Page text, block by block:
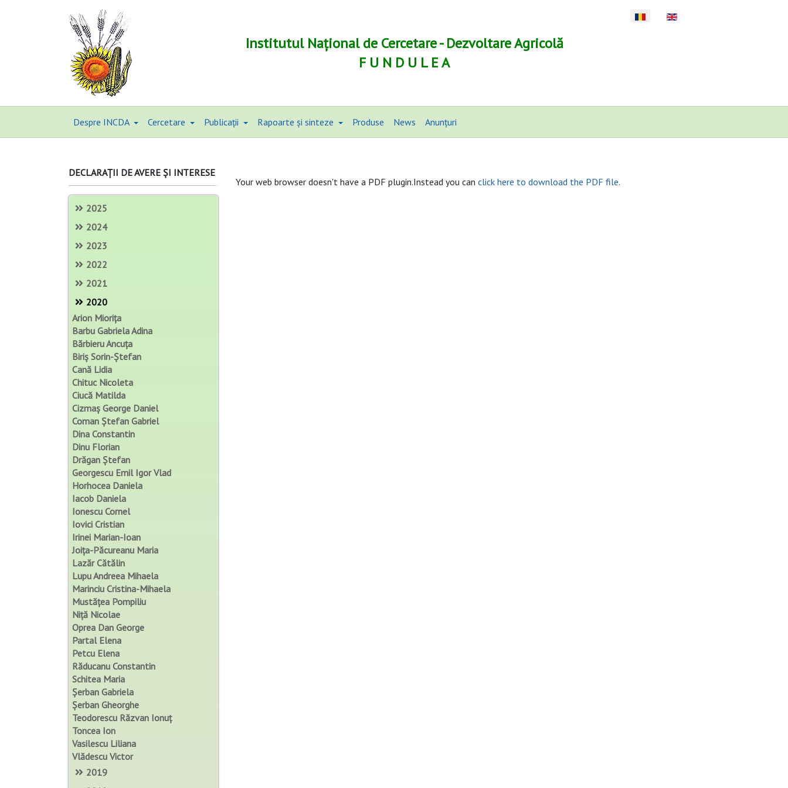
Institutul Național de Cercetare - Dezvoltare Agricolă
F U N D U L E A
Selectați limba dvs
Despre INCDA Cercetare Publicații Rapoarte și sinteze Produse News Anunțuri
Your web browser doesn't have a PDF plugin.Instead you can click here to download the PDF file.
DECLARAȚII DE AVERE ȘI INTERESE
2025
2024
2023
2022
2021
2020
Arion Miorița
Barbu Gabriela Adina
Bărbieru Ancuța
Biriș Sorin-Ștefan
Cană Lidia
Chituc Nicoleta
Ciucă Matilda
Cizmaș George Daniel
Coman Ștefan Gabriel
Dina Constantin
Dinu Florian
Drăgan Ștefan
Georgescu Emil Igor Vlad
Horhocea Daniela
Iacob Daniela
Ionescu Cornel
Iovici Cristian
Irinei Marian-Ioan
Joița-Păcureanu Maria
Lazăr Cătălin
Lupu Andreea Mihaela
Marinciu Cristina-Mihaela
Mustățea Pompiliu
Niță Nicolae
Oprea Dan George
Partal Elena
Petcu Elena
Răducanu Constantin
Schitea Maria
Șerban Gabriela
Șerban Gheorghe
Teodorescu Răzvan Ionuț
Toncea Ion
Vasilescu Liliana
Vlădescu Victor
2019